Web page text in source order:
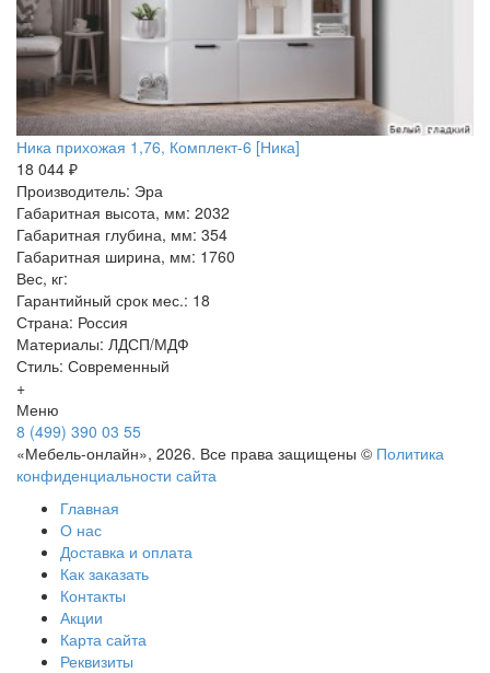
Ника прихожая 1,76, Комплект-6 [Ника]
18 044 ₽
Производитель: Эра
Габаритная высота, мм: 2032
Габаритная глубина, мм: 354
Габаритная ширина, мм: 1760
Вес, кг:
Гарантийный срок мес.: 18
Страна: Россия
Материалы: ЛДСП/МДФ
Стиль: Современный
+
Меню
8 (499) 390 03 55
«Мебель-онлайн», 2026. Все права защищены © Политика
конфиденциальности сайта
Главная
О нас
Доставка и оплата
Как заказать
Контакты
Акции
Карта сайта
Реквизиты